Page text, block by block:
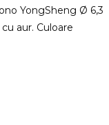
YongSheng Ø 6,3
aur. Culoare